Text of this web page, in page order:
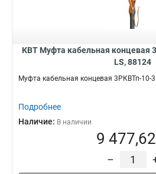
КВТ Муфта кабельная концевая
LS, 88124
Муфта кабельная концевая 3РКВТп-10-
Подробнее
Наличие: В наличии
9
–